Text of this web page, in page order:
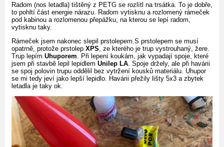
Radom (nos letadla) tištěný z PETG se rozlítl na trsátka. To je dobře,
to pohltí část energie nárazu. Radom vytisknu a rozlomený rámeček
pod kabinou a rozlomenou přepážku, na kterou se lepí radom,
vytisknu taky.
Rámeček jsem nakonec slepil prstolepem.S prstolepem se musí
opatrně, protože prstolep XPS , ze kterého je trup vystrouhaný, žere.
Trup lepím Uhuporem . Při lepení koukám, jak vypadají spoje, které
jsem při stavbě lepil lepidlem Unilep LA . Spoje držely, ale při havárii
se spoj polovin trupu oddělil bez vytržení kousků materiálu. Uhupor
se mi tedy jeví jako lepší lepidlo. Havárii přežily lišty 5x3 a zbytek
letadla je taky ok.